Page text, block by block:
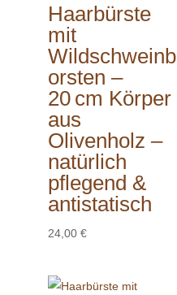
Haarbürste
mit
Wildschweinb
orsten –
20 cm Körper
aus
Olivenholz –
natürlich
pflegend &
antistatisch
24,00 €